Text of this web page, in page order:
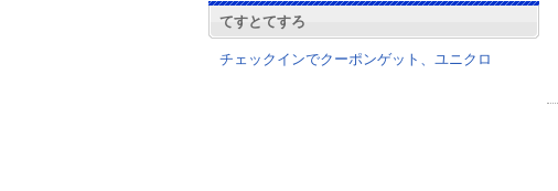
てすとてすろ
チェックインでクーポンゲット、ユニクロ